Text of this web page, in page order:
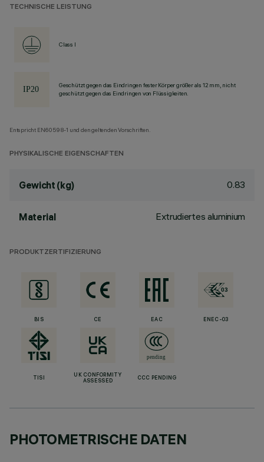
TECHNISCHE LEISTUNG
Class I
Geschützt gegen das Eindringen fester Körper größer als 12 mm, nicht
geschützt gegen das Eindringen von Flüssigkeiten.
Entspricht EN60598-1 und den geltenden Vorschriften.
PHYSIKALISCHE EIGENSCHAFTEN
Gewicht (kg) 0.83
Material Extrudiertes aluminium
PRODUKTZERTIFIZIERUNG
BIS CE EAC ENEC-03
TISI
UK CONFORMITY
ASSESSED
CCC PENDING
PHOTOMETRISCHE DATEN